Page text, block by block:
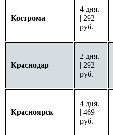
Кострома
4 дня.
| 292
руб.
Краснодар
2 дня.
| 292
руб.
Красноярск
4 дня.
| 469
руб.